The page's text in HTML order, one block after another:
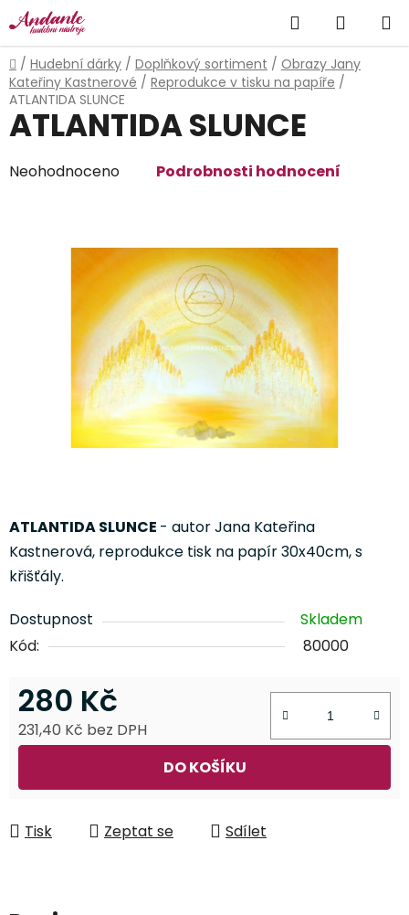
Přejít
na
obsah
Hledat
KOŠÍK
Domů
/ Hudební dárky / Doplňkový sortiment / Obrazy Jany
Kateřiny Kastnerové / Reprodukce v tisku na papíře /
ATLANTIDA SLUNCE
ATLANTIDA SLUNCE - autor Jana Kateřina
Kastnerová, reprodukce tisk na papír 30x40cm, s
křišťály.
Dostupnost
Skladem
Kód:
80000
280 Kč
231,40 Kč bez DPH
DO KOŠÍKU
Tisk Zeptat se Sdílet
ATLANTIDA SLUNCE
Průměrné
hvězdiček.
Neohodnoceno Podrobnosti hodnocení